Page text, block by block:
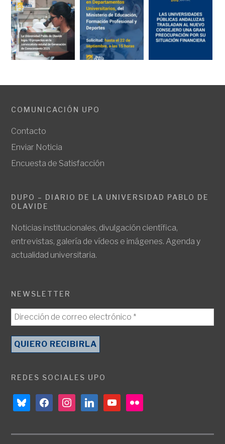
COMUNICACIÓN UPO
Contacto
Enviar Noticia
Encuesta de Satisfacción
DUPO – DIARIO DE LA UNIVERSIDAD PABLO DE
OLAVIDE
Noticias institucionales, divulgación científica,
entrevistas, galería de vídeos e imágenes. Agenda y
actualidad universitaria.
NEWSLETTER
REDES SOCIALES UPO
blueskyfacebookinstagramlinkedinyoutubeflickr